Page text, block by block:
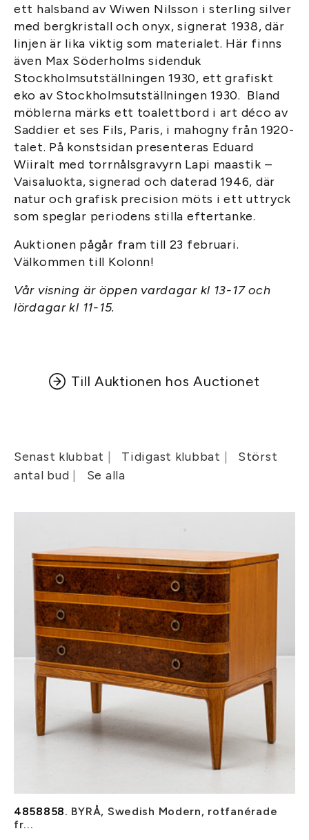
ett halsband av Wiwen Nilsson i sterling silver
med bergkristall och onyx, signerat 1938, där
linjen är lika viktig som materialet. Här finns
även Max Söderholms siden­duk
Stockholmsutställningen 1930, ett grafiskt
eko av Stockholmsutställningen 1930. Bland
möblerna märks ett toalettbord i art déco av
Saddier et ses Fils, Paris, i mahogny från 1920-
talet. På konstsidan presenteras Eduard
Wiiralt med torrnålsgravyrn Lapi maastik –
Vaisaluokta, signerad och daterad 1946, där
natur och grafisk precision möts i ett uttryck
som speglar periodens stilla eftertanke.
Auktionen pågår fram till 23 februari.
Välkommen till Kolonn!
Vår visning är öppen vardagar kl 13-17 och
lördagar kl 11-15.
Till Auktionen hos Auctionet
4858858. BYRÅ, Swedish Modern, rotfanérade
fr...
Senast klubbat Tidigast klubbat
Störst
antal bud
Se alla